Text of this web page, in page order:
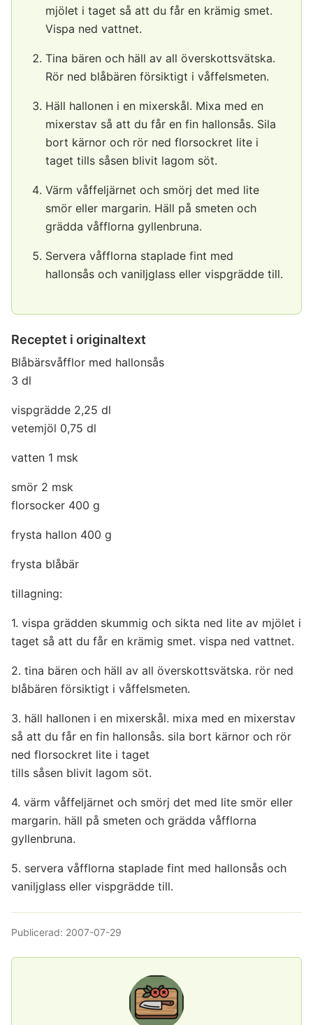
mjölet i taget så att du får en krämig smet.
Vispa ned vattnet.
Tina bären och häll av all överskottsvätska.
Rör ned blåbären försiktigt i våffelsmeten.
Häll hallonen i en mixerskål. Mixa med en
mixerstav så att du får en fin hallonsås. Sila
bort kärnor och rör ned florsockret lite i
taget tills såsen blivit lagom söt.
Värm våffeljärnet och smörj det med lite
smör eller margarin. Häll på smeten och
grädda våfflorna gyllenbruna.
Servera våfflorna staplade fint med
hallonsås och vaniljglass eller vispgrädde till.
Receptet i originaltext
Blåbärsvåfflor med hallonsås
3 dl
vispgrädde 2,25 dl
vetemjöl 0,75 dl
vatten 1 msk
smör 2 msk
florsocker 400 g
frysta hallon 400 g
frysta blåbär
tillagning:
1. vispa grädden skummig och sikta ned lite av mjölet i
taget så att du får en krämig smet. vispa ned vattnet.
2. tina bären och häll av all överskottsvätska. rör ned
blåbären försiktigt i våffelsmeten.
3. häll hallonen i en mixerskål. mixa med en mixerstav
så att du får en fin hallonsås. sila bort kärnor och rör
ned florsockret lite i taget
tills såsen blivit lagom söt.
4. värm våffeljärnet och smörj det med lite smör eller
margarin. häll på smeten och grädda våfflorna
gyllenbruna.
5. servera våfflorna staplade fint med hallonsås och
vaniljglass eller vispgrädde till.
Publicerad: 2007-07-29